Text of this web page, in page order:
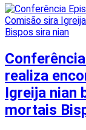
realiza
Igreija nian
mortais